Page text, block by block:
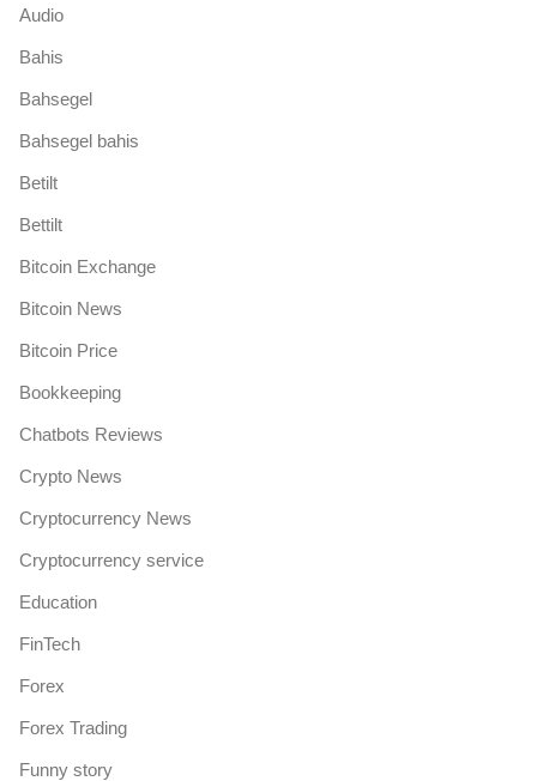
Audio
Bahis
Bahsegel
Bahsegel bahis
Betilt
Bettilt
Bitcoin Exchange
Bitcoin News
Bitcoin Price
Bookkeeping
Chatbots Reviews
Crypto News
Cryptocurrency News
Cryptocurrency service
Education
FinTech
Forex
Forex Trading
Funny story